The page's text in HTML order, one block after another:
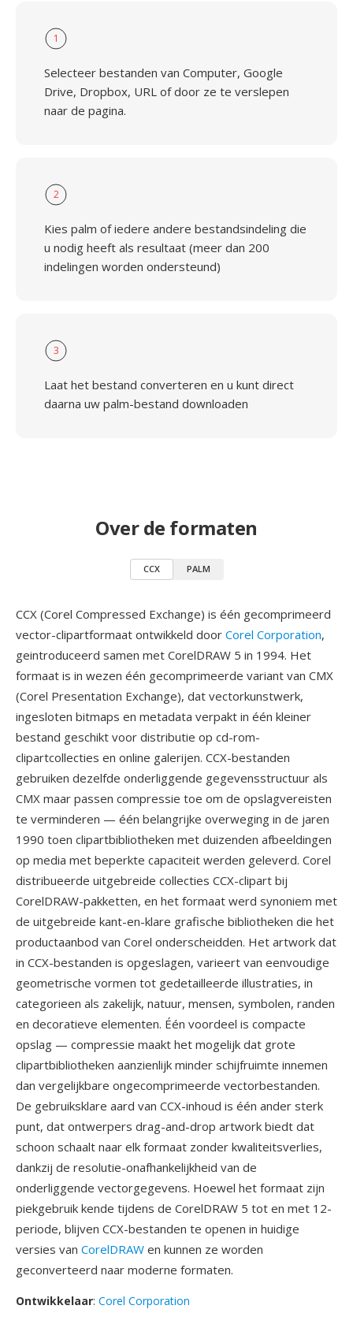
1
Selecteer bestanden van Computer, Google
Drive, Dropbox, URL of door ze te verslepen
naar de pagina.
2
Kies palm of iedere andere bestandsindeling die
u nodig heeft als resultaat (meer dan 200
indelingen worden ondersteund)
3
Laat het bestand converteren en u kunt direct
daarna uw palm-bestand downloaden
Over de formaten
CCX PALM
CCX (Corel Compressed Exchange) is één gecomprimeerd
vector-clipartformaat ontwikkeld door Corel Corporation,
geintroduceerd samen met CorelDRAW 5 in 1994. Het
formaat is in wezen één gecomprimeerde variant van CMX
(Corel Presentation Exchange), dat vectorkunstwerk,
ingesloten bitmaps en metadata verpakt in één kleiner
bestand geschikt voor distributie op cd-rom-
clipartcollecties en online galerijen. CCX-bestanden
gebruiken dezelfde onderliggende gegevensstructuur als
CMX maar passen compressie toe om de opslagvereisten
te verminderen — één belangrijke overweging in de jaren
1990 toen clipartbibliotheken met duizenden afbeeldingen
op media met beperkte capaciteit werden geleverd. Corel
distribueerde uitgebreide collecties CCX-clipart bij
CorelDRAW-pakketten, en het formaat werd synoniem met
de uitgebreide kant-en-klare grafische bibliotheken die het
productaanbod van Corel onderscheidden. Het artwork dat
in CCX-bestanden is opgeslagen, varieert van eenvoudige
geometrische vormen tot gedetailleerde illustraties, in
categorieen als zakelijk, natuur, mensen, symbolen, randen
en decoratieve elementen. Één voordeel is compacte
opslag — compressie maakt het mogelijk dat grote
clipartbibliotheken aanzienlijk minder schijfruimte innemen
dan vergelijkbare ongecomprimeerde vectorbestanden.
De gebruiksklare aard van CCX-inhoud is één ander sterk
punt, dat ontwerpers drag-and-drop artwork biedt dat
schoon schaalt naar elk formaat zonder kwaliteitsverlies,
dankzij de resolutie-onafhankelijkheid van de
onderliggende vectorgegevens. Hoewel het formaat zijn
piekgebruik kende tijdens de CorelDRAW 5 tot en met 12-
periode, blijven CCX-bestanden te openen in huidige
versies van CorelDRAW en kunnen ze worden
geconverteerd naar moderne formaten.
Ontwikkelaar: Corel Corporation